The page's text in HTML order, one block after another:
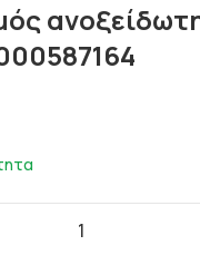
1